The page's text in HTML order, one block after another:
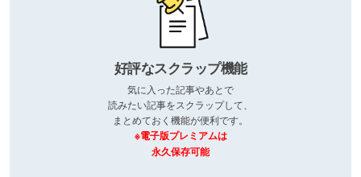
好評なスクラップ機能
気に入った記事やあとで
読みたい記事をスクラップして、
まとめておく機能が便利です。
※電子版プレミアムは
永久保存可能